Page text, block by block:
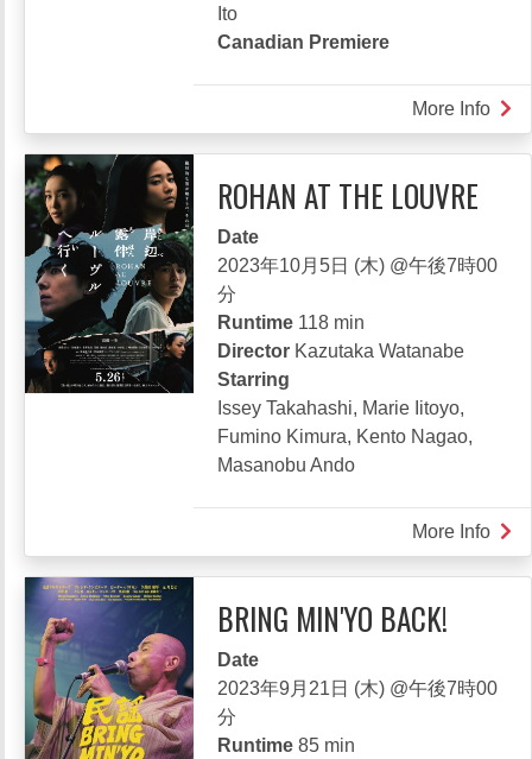
Ito
Canadian Premiere
More Info
I
ROHAN AT THE LOUVRE
Date
2023年10月5日 (木) @午後7時00
分
Runtime 118 min
Director Kazutaka Watanabe
Starring
Issey Takahashi, Marie Iitoyo,
Fumino Kimura, Kento Nagao,
Masanobu Ando
More Info
BRING MIN'YO BACK!
Date
2023年9月21日 (木) @午後7時00
分
Runtime 85 min